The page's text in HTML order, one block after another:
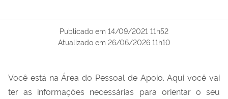
Publicado em 14/09/2021 11h52
Atualizado em 26/06/2026 11h10
Você está na Área do Pessoal de Apoio. Aqui você vai
ter as informações necessárias para orientar o seu